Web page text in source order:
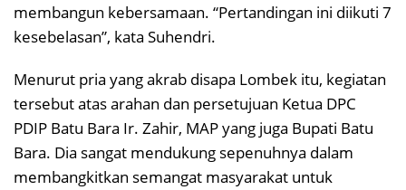
membangun kebersamaan. “Pertandingan ini diikuti 7
kesebelasan”, kata Suhendri.
Menurut pria yang akrab disapa Lombek itu, kegiatan
tersebut atas arahan dan persetujuan Ketua DPC
PDIP Batu Bara Ir. Zahir, MAP yang juga Bupati Batu
Bara. Dia sangat mendukung sepenuhnya dalam
membangkitkan semangat masyarakat untuk